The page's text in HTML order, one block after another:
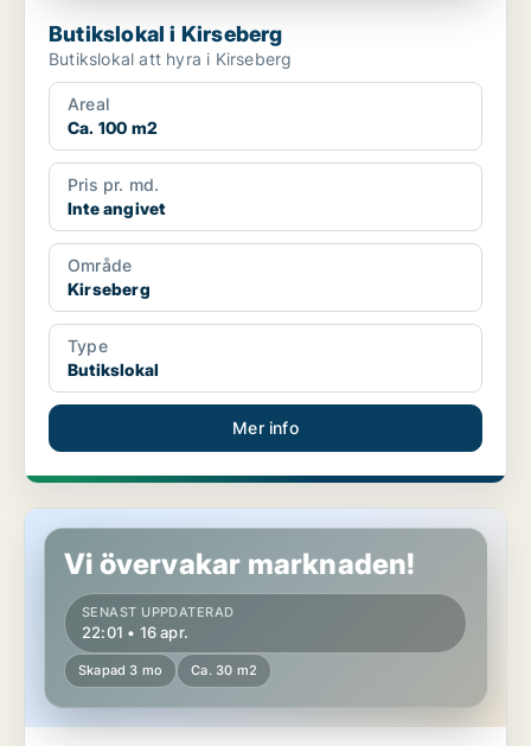
Butikslokal i Kirseberg
Butikslokal att hyra i Kirseberg
Areal
Ca. 100 m2
Pris pr. md.
Inte angivet
Område
Kirseberg
Type
Butikslokal
Mer info
Butikslokal i Kirseberg
Vi övervakar marknaden!
SENAST UPPDATERAD
22:01 • 16 apr.
Skapad 3 mo Ca. 30 m2